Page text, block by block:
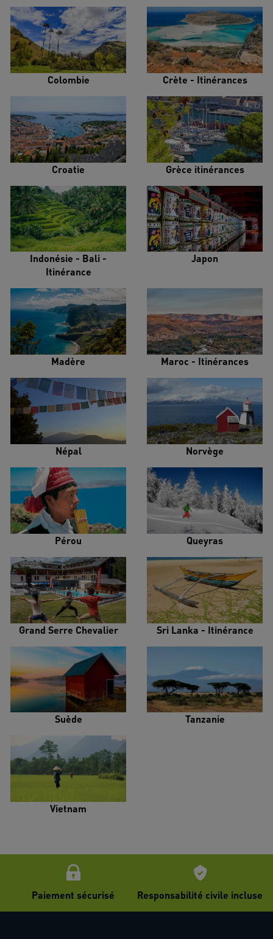
Colombie Crète - Itinérances
Croatie Grèce itinérances
Indonésie - Bali -
Itinérance
Japon
Madère Maroc - Itinérances
Népal Norvège
Pérou Queyras
Grand Serre Chevalier Sri Lanka - Itinérance
Suède Tanzanie
Vietnam
Paiement sécurisé Responsabilité civile incluse